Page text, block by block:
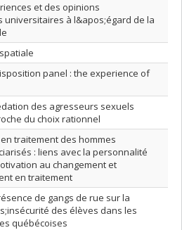
et des opinions
universitaires à l&apos;égard de la
panel : the experience of
des agresseurs sexuels
du choix rationnel
traitement des hommes
: liens avec la personnalité
au changement et
en traitement
de gangs de rue sur la
des élèves dans les
québécoises